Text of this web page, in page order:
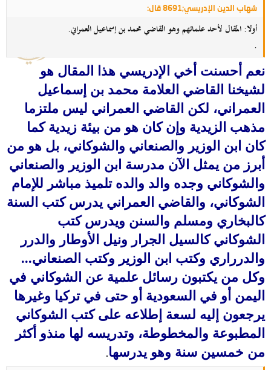
شهاب الدين الإدريسي;8691 قال:
أولا: المقال لأحد علمائهم وهو القاضي محمد بن إسماعيل العمراني.
.
نعم أحسنت أخي الإدريسي هذا المقال هو
لشيخنا القاضي العلامة محمد بن إسماعيل
العمراني، لكن القاضي العمراني ليس ملتزما
مذهب الزيدية وإن كان هو من بيئة زيدية كما
كان ابن الوزير والصنعاني والشوكاني، بل هو من
أبرز من يمثل الآن مدرسة ابن الوزير والصنعاني
والشوكاني وجده والد والده تلميذ مباشر للإمام
الشوكاني، والقاضي العمراني يدرس كتب السنة
كالبخاري ومسلم والسنن ويدرس كتب
الشوكاني كالسيل الجرار ونيل الأوطار والدرر
والدرراري وكتب ابن الوزير وكتب الصنعاني...
وكل من يكتبون رسائل علمية عن الشوكاني في
اليمن أو في السعودية أو حتى في تركيا وغيرها
يرجعون إليه لسعة إطلاعه على كتب الشوكاني
المطبوعة والمخطوطة، وتدريسه لها منذو أكثر
من خمسين سنة وهو يدرسها.